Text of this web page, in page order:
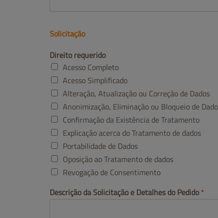
Solicitação
Direito requerido
Acesso Completo
Acesso Simplificado
Alteração, Atualização ou Correção de Dados
Anonimização, Eliminação ou Bloqueio de
Confirmação da Existência de Tratamento
Explicação acerca do Tratamento de dados
Portabilidade de Dados
Oposição ao Tratamento de dados
Revogação de Consentimento
Descrição da Solicitação e Detalhes do Pedido*